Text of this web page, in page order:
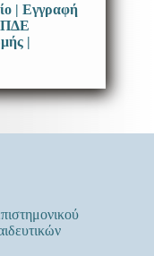
| Εγγραφή
ΠΔΕ
|